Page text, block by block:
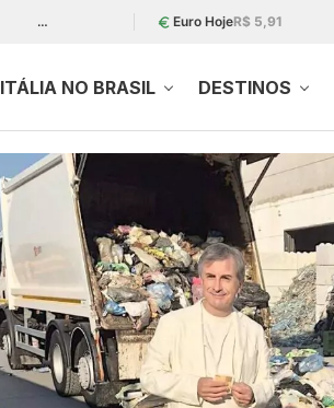
… Euro HojeR$ 5,91
ITÁLIA NO BRASIL DESTINOS